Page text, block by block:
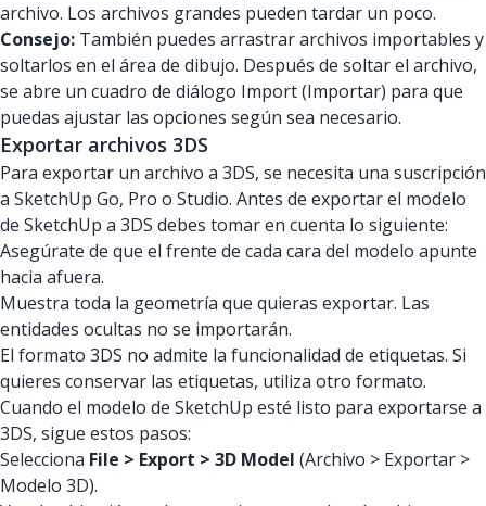
archivo. Los archivos grandes pueden tardar un poco.
Consejo: También puedes arrastrar archivos importables y
soltarlos en el área de dibujo. Después de soltar el archivo,
se abre un cuadro de diálogo Import (Importar) para que
puedas ajustar las opciones según sea necesario.
Exportar archivos 3DS
Para exportar un archivo a 3DS, se necesita una suscripción
a SketchUp Go, Pro o Studio. Antes de exportar el modelo
de SketchUp a 3DS debes tomar en cuenta lo siguiente:
Asegúrate de que el frente de cada cara del modelo apunte
hacia afuera.
Muestra toda la geometría que quieras exportar. Las
entidades ocultas no se importarán.
El formato 3DS no admite la funcionalidad de etiquetas. Si
quieres conservar las etiquetas, utiliza otro formato.
Cuando el modelo de SketchUp esté listo para exportarse a
3DS, sigue estos pasos:
Selecciona File > Export > 3D Model (Archivo > Exportar >
Modelo 3D).